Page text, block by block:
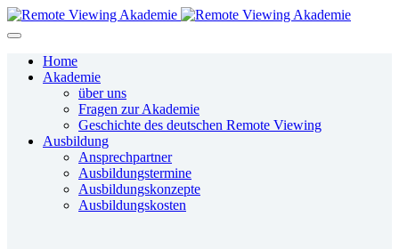
Home
Akademie
über uns
Fragen zur Akademie
Geschichte des deutschen Remote Viewing
Ausbildung
Ansprechpartner
Ausbildungstermine
Ausbildungskonzepte
Ausbildungskosten